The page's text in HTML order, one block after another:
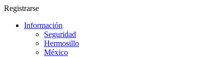
Registrarse
Información
Seguridad
Hermosillo
México